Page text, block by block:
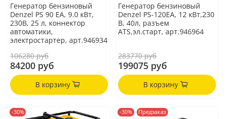
Генератор бензиновый
Denzel PS 90 EA, 9.0 кВт,
230В, 25 л, коннектор
автоматики,
электростартер, арт.946934
106280 руб
84200 руб
В корзину
Генератор бензиновый
Denzel PS-120EA, 12 кВт,230
В, 40л, разъем
ATS,эл.старт, арт.946964
283770 руб
199075 руб
В корзину
-30% -30% Предзаказ